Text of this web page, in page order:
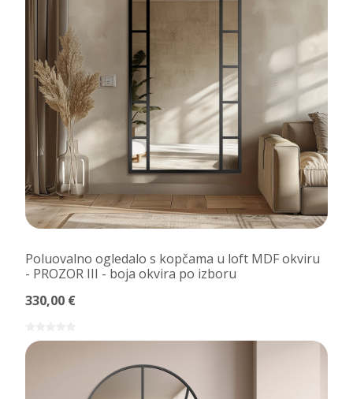
Poluovalno ogledalo s kopčama u loft MDF okviru
- PROZOR III - boja okvira po izboru
330,00 €